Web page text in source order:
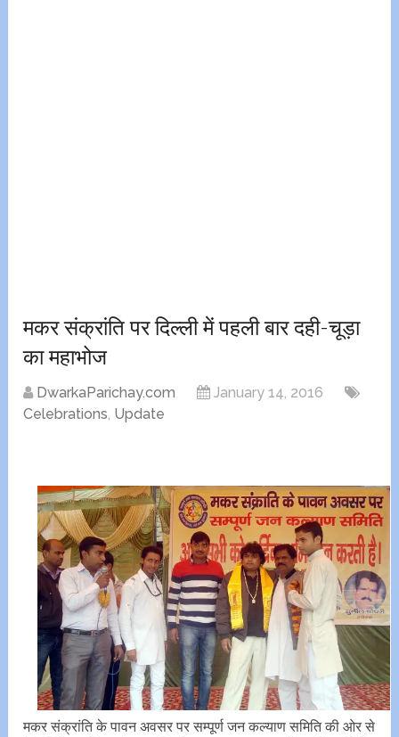
मकर संक्रांति पर दिल्ली में पहली बार दही-चूड़ा
का महाभोज
DwarkaParichay.com
January 14, 2016
Celebrations, Update
मकर संक्रांति के पावन अवसर पर सम्पूर्ण जन कल्याण समिति की ओर से